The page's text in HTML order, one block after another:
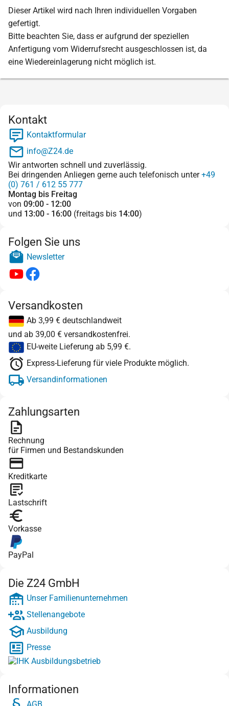
Dieser Artikel wird nach Ihren individuellen Vorgaben
gefertigt.
Bitte beachten Sie, dass er aufgrund der speziellen
Anfertigung vom Widerrufsrecht ausgeschlossen ist, da
eine Wiedereinlagerung nicht möglich ist.
Kontakt
Kontaktformular
info@Z24.de
Wir antworten schnell und zuverlässig.
Bei dringenden Anliegen gerne auch telefonisch unter+49
(0) 761 / 612 55 777
Montag bis Freitag
von 09:00 - 12:00
und 13:00 - 16:00 (freitags bis 14:00)
Folgen Sie uns
Newsletter
Versandkosten
Ab 3,99 € deutschlandweit
und ab 39,00 € versandkostenfrei.
EU-weite Lieferung ab 5,99 €.
Express-Lieferung für viele Produkte möglich.
Versandinformationen
Zahlungsarten
Rechnung
für Firmen und Bestandskunden
Kreditkarte
Lastschrift
Vorkasse
PayPal
Die Z24 GmbH
Unser Familienunternehmen
Stellenangebote
Ausbildung
Presse
Informationen